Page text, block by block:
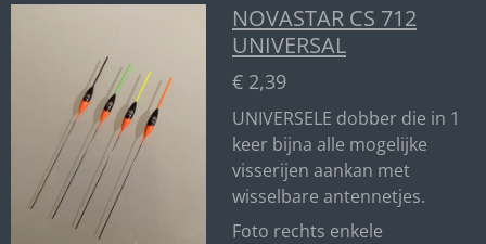
NOVASTAR CS 712
UNIVERSAL
€ 2,39
UNIVERSELE dobber die in 1
keer bijna alle mogelijke
visserijen aankan met
wisselbare antennetjes.
Foto rechts enkele